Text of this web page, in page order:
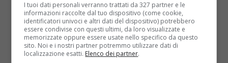
I tuoi dati personali verranno trattati da 327 partner e le
informazioni raccolte dal tuo dispositivo (come cookie,
identificatori univoci e altri dati del dispositivo) potrebbero
essere condivise con questi ultimi, da loro visualizzate e
memorizzate oppure essere usate nello specifico da questo
sito. Noi e i nostri partner potremmo utilizzare dati di
localizzazione esatti. Elenco dei partner.